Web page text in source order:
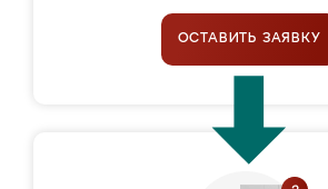
ОСТАВИТЬ ЗАЯВКУ